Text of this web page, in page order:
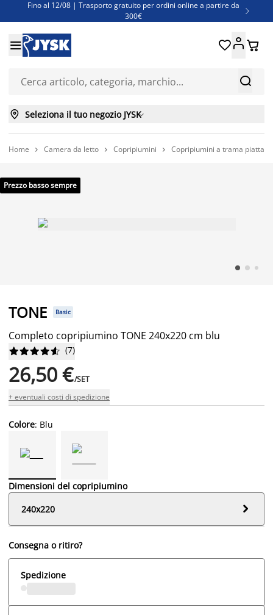
Fino al 12/08 | Trasporto gratuito per ordini online a partire da
300€

Super offerte d'estate | Oltre 1.500 articoli fino al 70%
Finanziamenti - Scegli il piano di rimborso più adatto a te


 
 Seleziona il tuo negozio JYSK
Home  Camera da letto  Copripiumini  Copripiumini a trama piatta
Prezzo basso sempre
TONE Basic
Completo copripiumino TONE 240x220 cm blu





 (7)
26,50 €/SET
+ eventuali costi di spedizione
Colore: Blu
Dimensioni del copripiumino
240x220

Consegna o ritiro?
Spedizione